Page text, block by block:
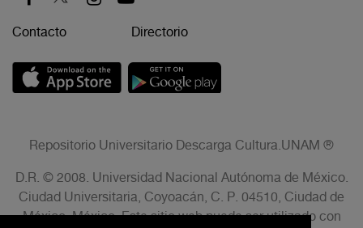
Contacto Directorio
Repositorio Universitario Descarga Cultura.UNAM ®
D.R. © 2008. Universidad Nacional Autónoma de México.
Ciudad Universitaria, Coyoacán, C. P. 04510, Ciudad de
México, México. Este sitio web puede ser utilizado con